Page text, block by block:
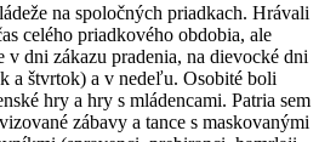
na spoločných priadkach. Hrávali
celého priadkového obdobia, ale
v dni zákazu pradenia, na dievocké dni
a štvrtok) a v nedeľu. Osobité boli
hry a hry s mládencami. Patria sem
zábavy a tance s maskovanými